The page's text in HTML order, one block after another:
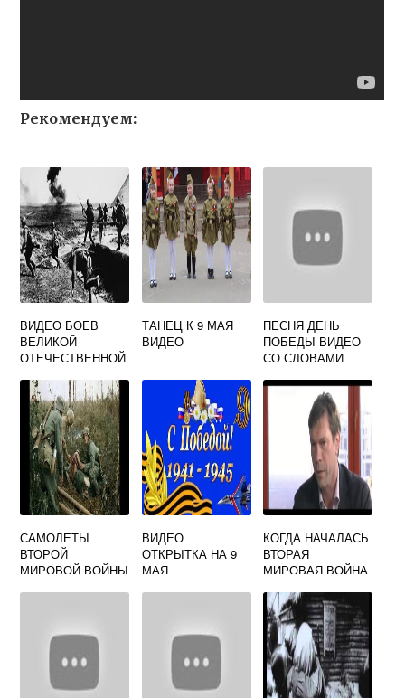
Рекомендуем:
ВИДЕО БОЕВ
ВЕЛИКОЙ
ОТЕЧЕСТВЕННОЙ
ТАНЕЦ К 9 МАЯ
ВИДЕО
ПЕСНЯ ДЕНЬ
ПОБЕДЫ ВИДЕО
СО СЛОВАМИ
САМОЛЕТЫ
ВТОРОЙ
МИРОВОЙ ВОЙНЫ
ВИДЕО
ОТКРЫТКА НА 9
МАЯ
КОГДА НАЧАЛАСЬ
ВТОРАЯ
МИРОВАЯ ВОЙНА